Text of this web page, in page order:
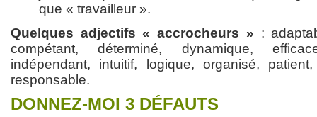
que « travailleur ».
Quelques adjectifs « accrocheurs » :
compétant, déterminé, dynamique,
indépendant, intuitif, logique, organisé,
responsable.
DONNEZ-MOI 3 DÉFAUTS